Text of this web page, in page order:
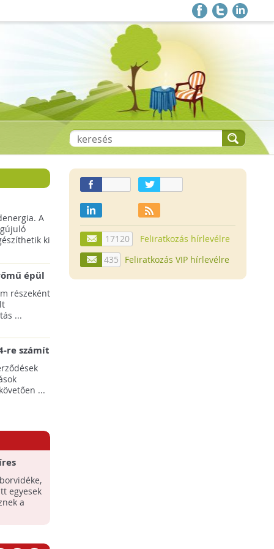
A
ki
épül
részeként
...
re számít
ágazat
...
egyesek
a
17120
Feliratkozás hírlevélre
435
Feliratkozás VIP hírlevélre